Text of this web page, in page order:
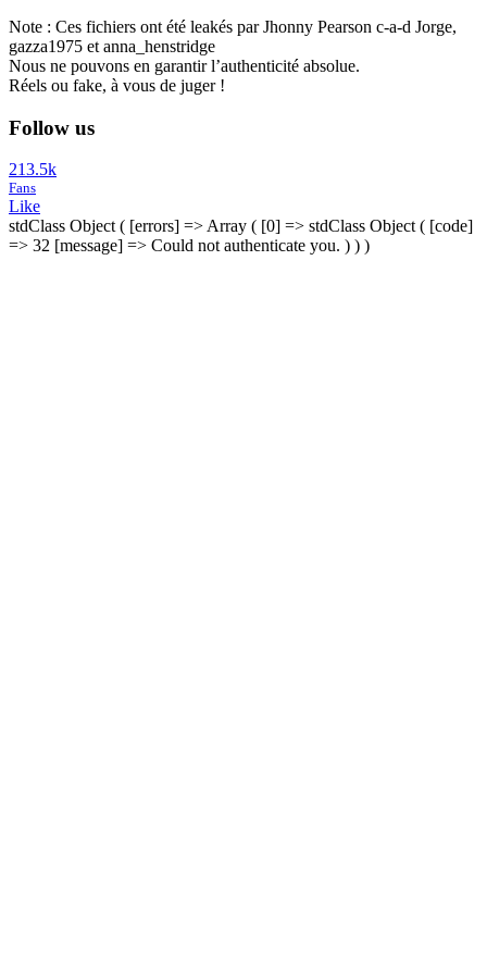
Note : Ces fichiers ont été leakés par Jhonny Pearson c-a-d Jorge,
gazza1975 et anna_henstridge
Nous ne pouvons en garantir l’authenticité absolue.
Réels ou fake, à vous de juger !
Follow us
213.5k
Fans
Like
stdClass Object ( [errors] => Array ( [0] => stdClass Object ( [code]
=> 32 [message] => Could not authenticate you. ) ) )